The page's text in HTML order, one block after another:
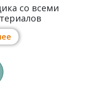
со всеми